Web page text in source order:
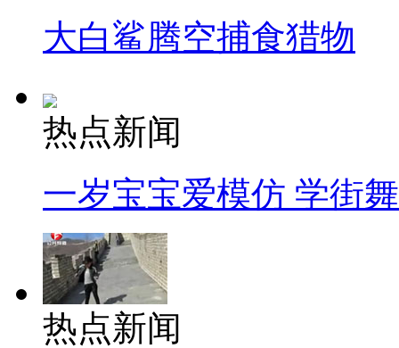
大白鲨腾空捕食猎物
热点新闻
一岁宝宝爱模仿 学街
热点新闻